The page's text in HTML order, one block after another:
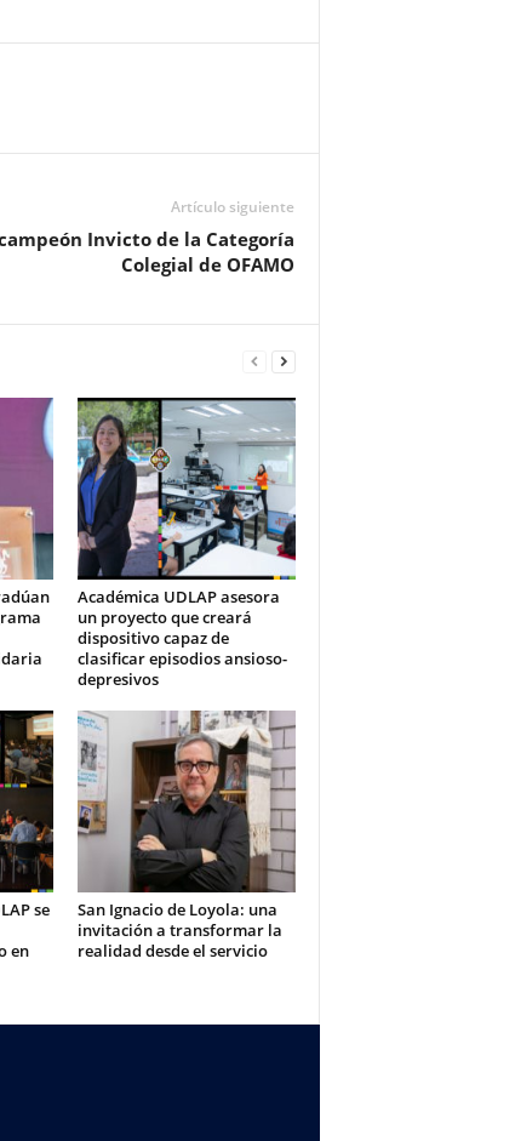
Artículo siguiente
Invicto de la Categoría
Colegial de OFAMO
Académica UDLAP asesora
un proyecto que creará
dispositivo capaz de
clasificar episodios ansioso-
depresivos
se
en
San Ignacio de Loyola: una
invitación a transformar la
realidad desde el servicio